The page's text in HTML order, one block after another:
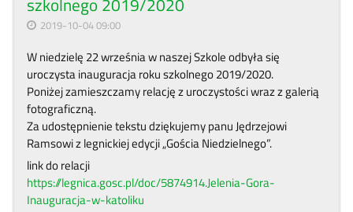
2019-10-04 09:00
W niedzielę 22 września w naszej Szkole odbyła się
uroczysta inauguracja roku szkolnego 2019/2020.
Poniżej zamieszczamy relację z uroczystości wraz z galerią
fotograficzną.
Za udostępnienie tekstu dziękujemy panu Jędrzejowi
Ramsowi z legnickiej edycji „Gościa Niedzielnego”.
link do relacji
https://legnica.gosc.pl/doc/5874914.Jelenia-Gora-
Inauguracja-w-katoliku